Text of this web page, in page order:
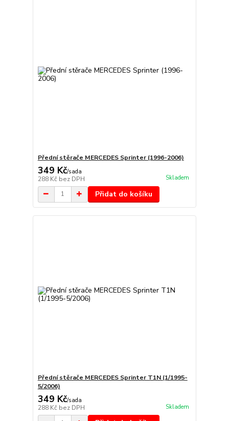
Přední stěrače MERCEDES Sprinter (1996-2006)
349 Kč/sada
288 Kč bez DPH Skladem
Přidat do košíku
Přední stěrače MERCEDES Sprinter T1N (1/1995-
5/2006)
349 Kč/sada
288 Kč bez DPH Skladem